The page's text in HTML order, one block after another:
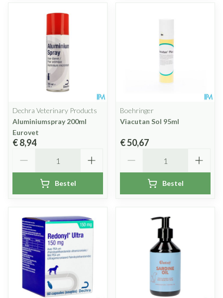
Dechra Veterinary Products
Aluminiumspray 200ml
Eurovet
€ 8,94
Bestel
Boehringer
Viacutan Sol 95ml
€ 50,67
Bestel